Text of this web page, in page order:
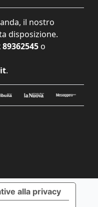
il nostro
disposizione.
89362545 o
.
alla privacy